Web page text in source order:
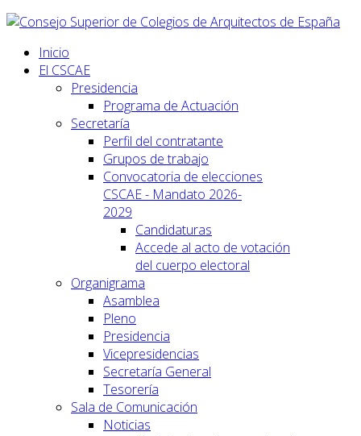
Inicio
El CSCAE
Presidencia
Programa de Actuación
Secretaría
Perfil del contratante
Grupos de trabajo
Convocatoria de elecciones
CSCAE - Mandato 2026-
2029
Candidaturas
Accede al acto de votación
del cuerpo electoral
Organigrama
Asamblea
Pleno
Presidencia
Vicepresidencias
Secretaría General
Tesorería
Sala de Comunicación
Noticias